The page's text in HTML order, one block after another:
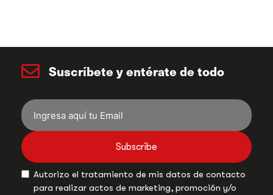
Suscríbete y entérate de todo
Subscribe
Autorizo el tratamiento de mis datos de contacto
para realizar actos de marketing, promoción y/o